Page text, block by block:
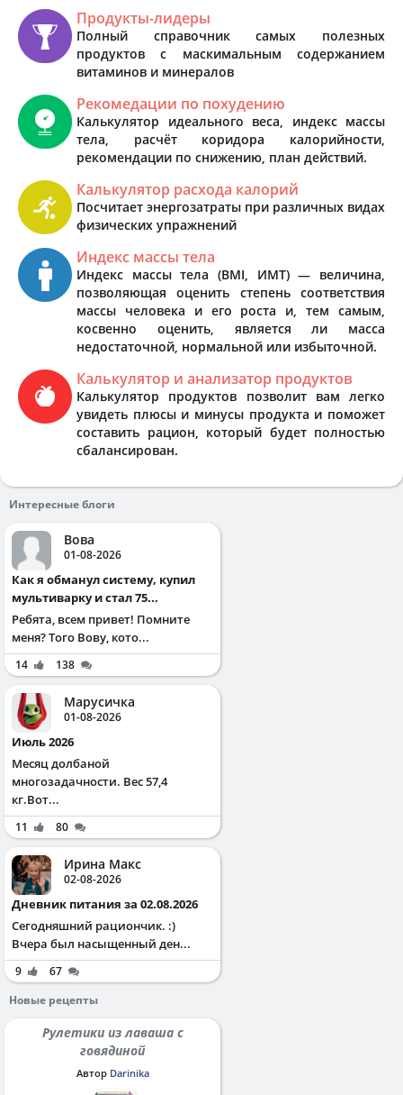
Продукты-лидеры
Полный справочник самых полезных
продуктов с маскимальным содержанием
витаминов и минералов
Рекомедации по похудению
Калькулятор идеального веса, индекс массы
тела, расчёт коридора калорийности,
рекомендации по снижению, план действий.
Калькулятор расхода калорий
Посчитает энергозатраты при различных видах
физических упражнений
Индекс массы тела
Индекс массы тела (BMI, ИМТ) — величина,
позволяющая оценить степень соответствия
массы человека и его роста и, тем самым,
косвенно оценить, является ли масса
недостаточной, нормальной или избыточной.
Калькулятор и анализатор продуктов
Калькулятор продуктов позволит вам легко
увидеть плюсы и минусы продукта и поможет
составить рацион, который будет полностью
сбалансирован.
Интересные блоги
Вова
01-08-2026
Как я обманул систему, купил
мультиварку и стал 75...
Ребята, всем привет! Помните
меня? Того Вову, кото...
14 138
Марусичка
01-08-2026
Июль 2026
Месяц долбаной
многозадачности. Вес 57,4
кг.Вот...
11 80
Ирина Макс
02-08-2026
Дневник питания за 02.08.2026
Сегодняшний рациончик. :)
Вчера был насыщенный ден...
9
67
Новые рецепты
Рулетики из лаваша с
говядиной
Автор Darinika